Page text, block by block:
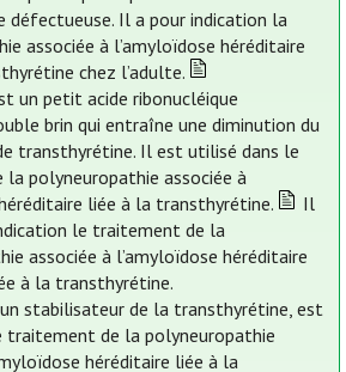
défectueuse. Il a pour indication la
associée à l’amyloïdose héréditaire
chez l’adulte.
un petit acide ribonucléique
brin qui entraîne une diminution du
transthyrétine. Il est utilisé dans le
polyneuropathie associée à
liée à la transthyrétine.
Il
le traitement de la
associée à l’amyloïdose héréditaire
à la transthyrétine.
stabilisateur de la transthyrétine, est
traitement de la polyneuropathie
héréditaire liée à la